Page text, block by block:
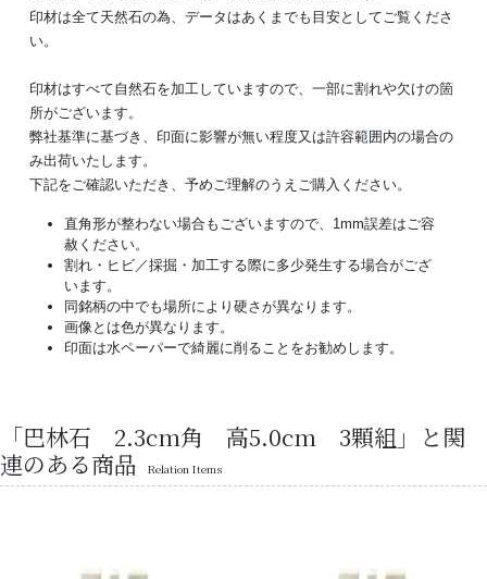
印材は全て天然石の為、データはあくまでも目安としてご覧くださ
い。
印材はすべて自然石を加工していますので、一部に割れや欠けの箇
所がございます。
弊社基準に基づき、印面に影響が無い程度又は許容範囲内の場合の
み出荷いたします。
下記をご確認いただき、予めご理解のうえご購入ください。
直角形が整わない場合もございますので、1mm誤差はご容
赦ください。
割れ・ヒビ／採掘・加工する際に多少発生する場合がござ
います。
同銘柄の中でも場所により硬さが異なります。
画像とは色が異なります。
印面は水ペーパーで綺麗に削ることをお勧めします。
「巴林石 2.3cm角 高5.0cm 3顆組」と関
連のある商品
Relation Items